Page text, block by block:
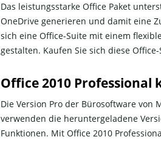
Das leistungsstarke Office Paket
OneDrive generieren und damit eine
sich eine Office-Suite mit einem
gestalten. Kaufen Sie sich diese
Office 2010
Die Version Pro der Bürosoftware von
verwenden die heruntergeladene
Funktionen. Mit Office 2010